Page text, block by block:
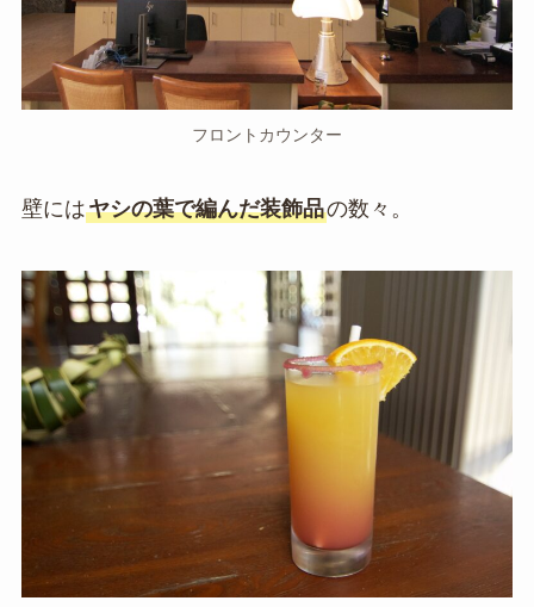
フロントカウンター
壁にはヤシの葉で編んだ装飾品の数々。